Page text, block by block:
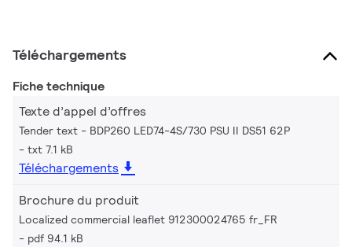
Téléchargements
Fiche technique
Texte d’appel d’offres
Tender text - BDP260 LED74-4S/730 PSU II DS51 62P
txt 7.1 kB
Téléchargements
Brochure du produit
Localized commercial leaflet 912300024765 fr_FR
pdf 94.1 kB